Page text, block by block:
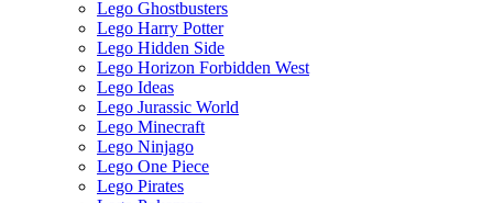
Lego Ghostbusters
Lego Harry Potter
Lego Hidden Side
Lego Horizon Forbidden West
Lego Ideas
Lego Jurassic World
Lego Minecraft
Lego Ninjago
Lego One Piece
Lego Pirates